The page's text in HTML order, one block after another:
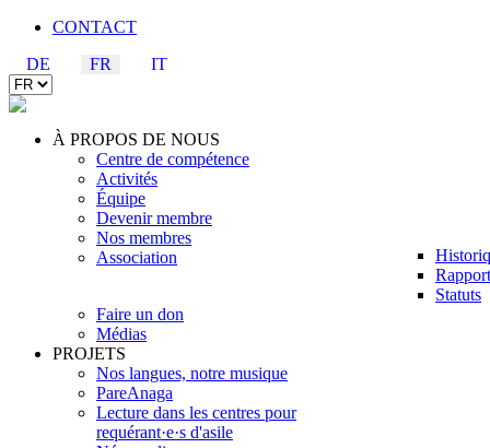
CONTACT
DE
FR IT
À PROPOS DE NOUS
Centre de compétence
Activités
Équipe
Devenir membre
Nos membres
Association
Statuts
Faire un don
Médias
PROJETS
Nos langues, notre musique
PareAnaga
Lecture dans les centres pour
requérant·e·s d'asile